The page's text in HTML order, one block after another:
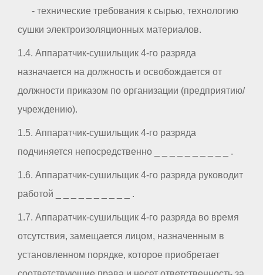
- технические требования к сырью, технологию
сушки электроизоляционных материалов.
1.4. Аппаратчик-сушильщик 4-го разряда
назначается на должность и освобождается от
должности приказом по организации (предприятию/
учреждению).
1.5. Аппаратчик-сушильщик 4-го разряда
подчиняется непосредственно _ _ _ _ _ _ _ _ _ _ .
1.6. Аппаратчик-сушильщик 4-го разряда руководит
работой _ _ _ _ _ _ _ _ _ _ .
1.7. Аппаратчик-сушильщик 4-го разряда во время
отсутствия, замещается лицом, назначенным в
установленном порядке, которое приобретает